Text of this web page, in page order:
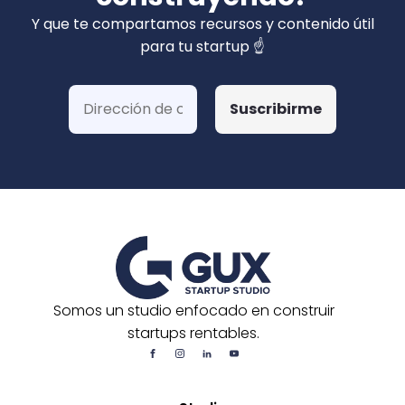
privados). Hemos ganado más de 15 fondos
de Corfo y 3 Startups Chile, además de otras
postulaciones o convocatorias.
Y que te compartamos recursos y contenido útil
para tu startup ☝️
Somos un studio enfocado en construir
startups rentables.